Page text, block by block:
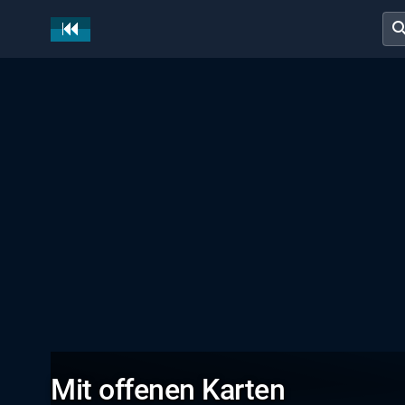
Mit offenen Karten